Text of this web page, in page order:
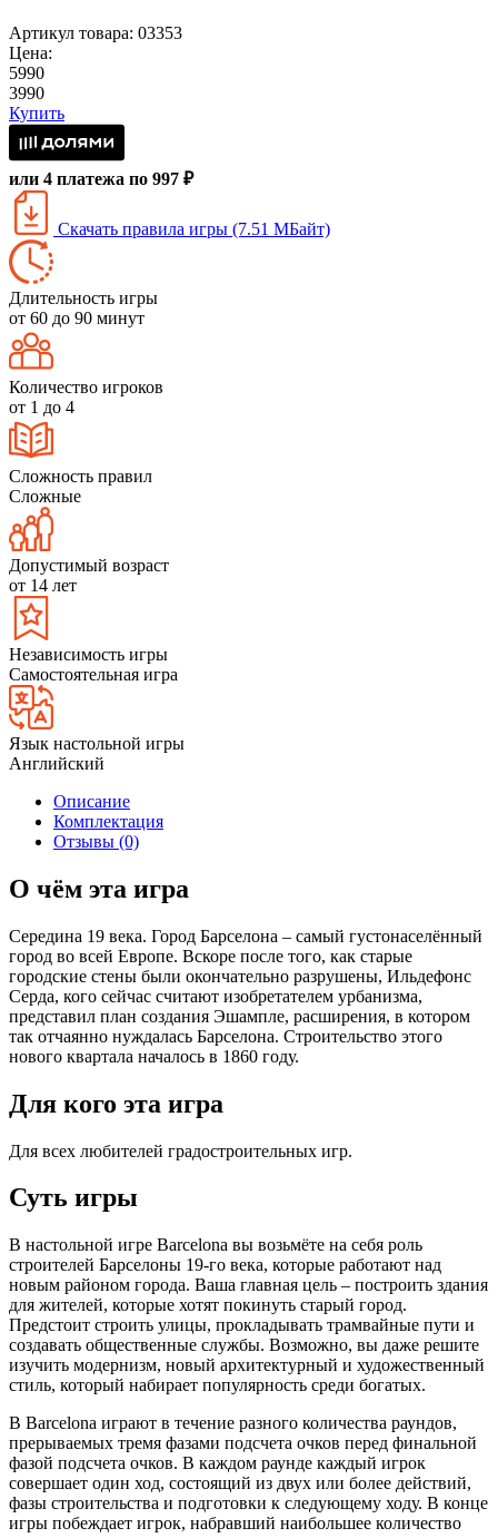
Артикул товара: 03353
Цена:
5990
3990
Купить
или 4 платежа по 997 ₽
Скачать правила игры (7.51 МБайт)
Длительность игры
от 60 до 90 минут
Количество игроков
от 1 до 4
Сложность правил
Сложные
Допустимый возраст
от 14 лет
Независимость игры
Самостоятельная игра
Язык настольной игры
Английский
Описание
Комплектация
Отзывы (0)
О чём эта игра
Cередина 19 века. Город Барселона – самый густонаселённый
город во всей Европе. Вскоре после того, как старые
городские стены были окончательно разрушены, Ильдефонс
Серда, кого сейчас считают изобретателем урбанизма,
представил план создания Эшампле, расширения, в котором
так отчаянно нуждалась Барселона. Строительство этого
нового квартала началось в 1860 году.
Для кого эта игра
Для всех любителей градостроительных игр.
Суть игры
В настольной игре Barcelona вы возьмёте на себя роль
строителей Барселоны 19-го века, которые работают над
новым районом города. Ваша главная цель – построить здания
для жителей, которые хотят покинуть старый город.
Предстоит строить улицы, прокладывать трамвайные пути и
создавать общественные службы. Возможно, вы даже решите
изучить модернизм, новый архитектурный и художественный
стиль, который набирает популярность среди богатых.
В Barcelona играют в течение разного количества раундов,
прерываемых тремя фазами подсчета очков перед финальной
фазой подсчета очков. В каждом раунде каждый игрок
совершает один ход, состоящий из двух или более действий,
фазы строительства и подготовки к следующему ходу. В конце
игры побеждает игрок, набравший наибольшее количество